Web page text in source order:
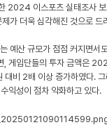
2024 이스포츠 실태조사
가 더욱 심각해진 것으로 드
예산 규모가 점점 커지면서
, 게임단들의 투자 금액은
비 2배 이상 증가하였다. 그
익성이 점차 악화하고 있다.